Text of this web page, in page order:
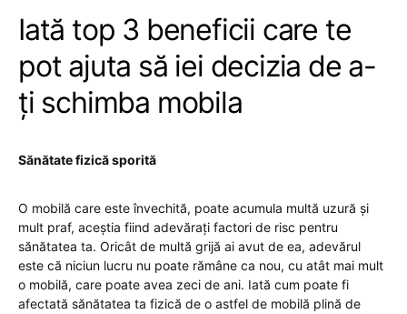
Iată top 3 beneficii care te
pot ajuta să iei decizia de a-
ți schimba mobila
Sănătate fizică sporită
O mobilă care este învechită, poate acumula multă uzură și
mult praf, aceștia fiind adevărați factori de risc pentru
sănătatea ta. Oricât de multă grijă ai avut de ea, adevărul
este că niciun lucru nu poate rămâne ca nou, cu atât mai mult
o mobilă, care poate avea zeci de ani. Iată cum poate fi
afectată sănătatea ta fizică de o astfel de mobilă plină de